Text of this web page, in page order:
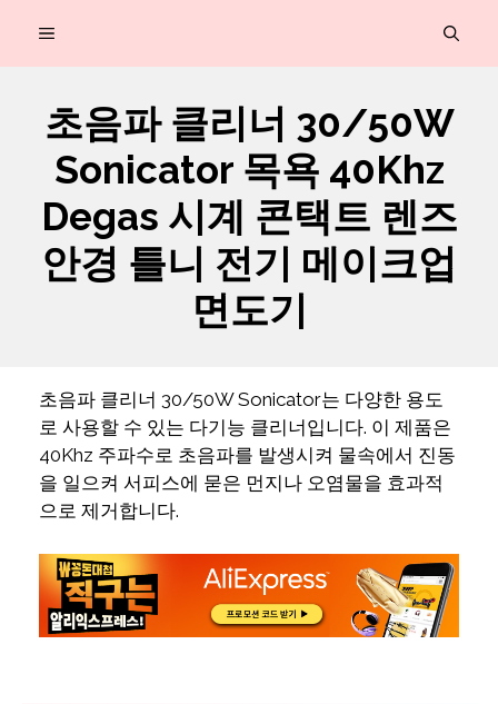
MENU
초음파 클리너 30/50W
Sonicator 목욕 40Khz
Degas 시계 콘택트 렌즈
안경 틀니 전기 메이크업
면도기
초음파 클리너 30/50W Sonicator는 다양한 용도
로 사용할 수 있는 다기능 클리너입니다. 이 제품은
40Khz 주파수로 초음파를 발생시켜 물속에서 진동
을 일으켜 서피스에 묻은 먼지나 오염물을 효과적
으로 제거합니다.